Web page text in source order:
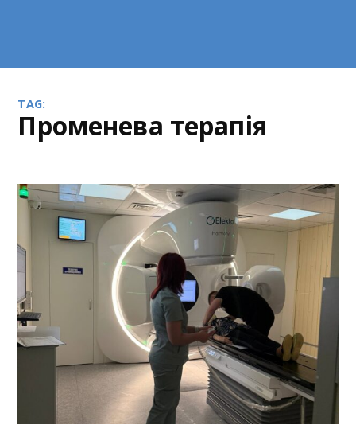
TAG:
променева терапія